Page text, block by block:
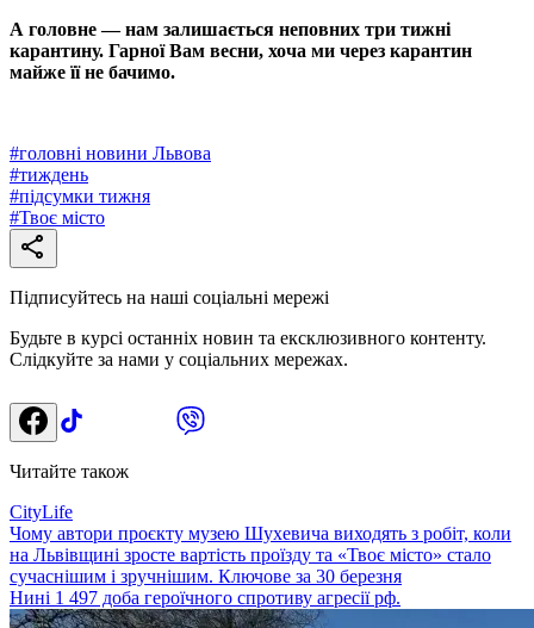
А головне — нам залишається неповних три тижні
карантину. Гарної Вам весни, хоча ми через карантин
майже її не бачимо.
#головні новини Львова
#тиждень
#підсумки тижня
#Твоє місто
Підписуйтесь на наші соціальні мережі
Будьте в курсі останніх новин та ексклюзивного контенту.
Слідкуйте за нами у соціальних мережах.
Читайте також
CityLife
Чому автори проєкту музею Шухевича виходять з робіт, коли
на Львівщині зросте вартість проїзду та «Твоє місто» стало
сучаснішим і зручнішим. Ключове за 30 березня
Нині 1 497 доба героїчного спротиву агресії рф.